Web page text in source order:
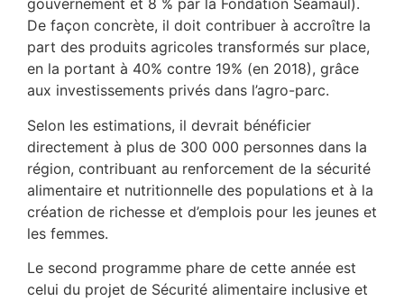
gouvernement et 8 % par la Fondation Seamaul).
De façon concrète, il doit contribuer à accroître la
part des produits agricoles transformés sur place,
en la portant à 40% contre 19% (en 2018), grâce
aux investissements privés dans l’agro-parc.
Selon les estimations, il devrait bénéficier
directement à plus de 300 000 personnes dans la
région, contribuant au renforcement de la sécurité
alimentaire et nutritionnelle des populations et à la
création de richesse et d’emplois pour les jeunes et
les femmes.
Le second programme phare de cette année est
celui du projet de Sécurité alimentaire inclusive et